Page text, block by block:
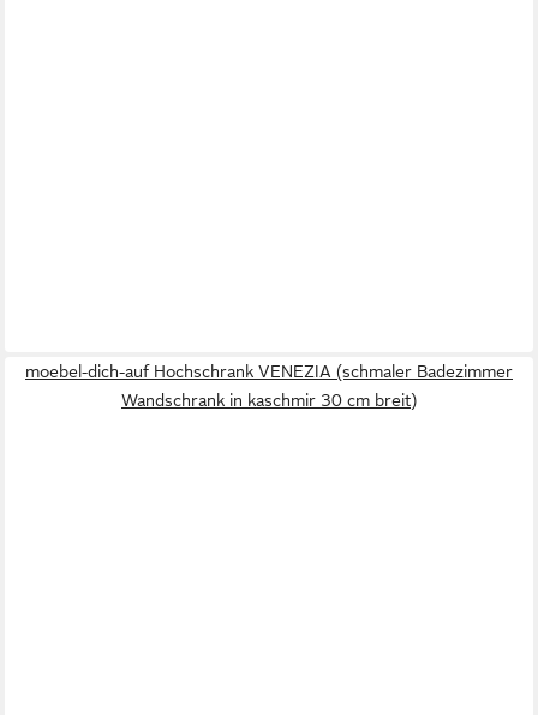
moebel-dich-auf Hochschrank VENEZIA (schmaler Badezimmer
Wandschrank in kaschmir 30 cm breit)